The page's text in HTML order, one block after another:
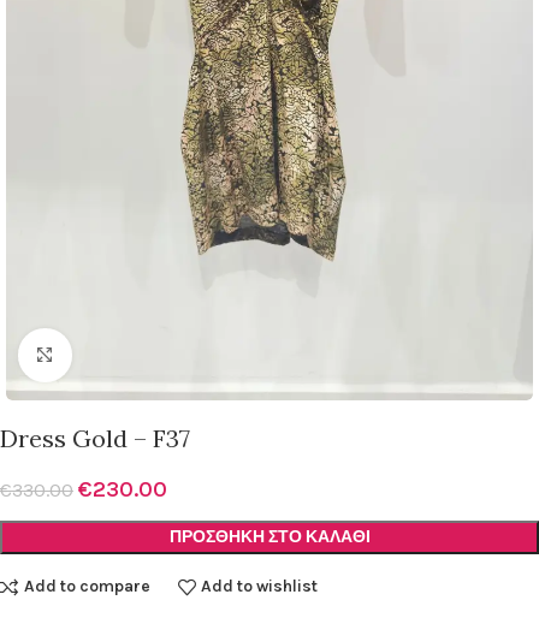
Click to enlarge
Dress Gold – F37
€330.00 €230.00
ΠΡΟΣΘΉΚΗ ΣΤΟ ΚΑΛΆΘΙ
Add to compare Add to wishlist